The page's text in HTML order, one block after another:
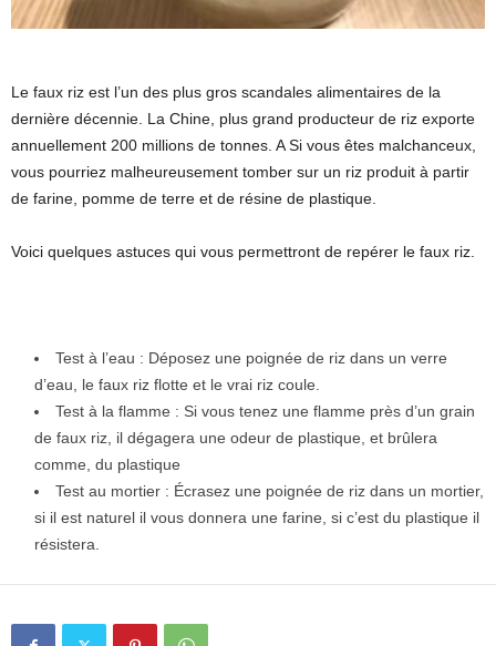
Le faux riz est l’un des plus gros scandales alimentaires de la
dernière décennie. La Chine, plus grand producteur de riz exporte
annuellement 200 millions de tonnes. A Si vous êtes malchanceux,
vous pourriez malheureusement tomber sur un riz produit à partir
de farine, pomme de terre et de résine de plastique.
Voici quelques astuces qui vous permettront de repérer le faux riz.
Test à l’eau : Déposez une poignée de riz dans un verre
d’eau, le faux riz flotte et le vrai riz coule.
Test à la flamme : Si vous tenez une flamme près d’un grain
de faux riz, il dégagera une odeur de plastique, et brûlera
comme, du plastique
Test au mortier : Écrasez une poignée de riz dans un mortier,
si il est naturel il vous donnera une farine, si c’est du plastique il
résistera.